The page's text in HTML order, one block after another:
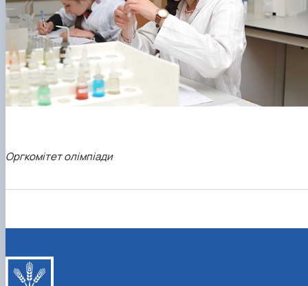
Оргкомітет олімпіади